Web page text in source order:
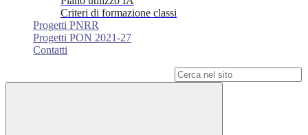
Criteri di formazione classi
Progetti PNRR
Progetti PON 2021-27
Contatti